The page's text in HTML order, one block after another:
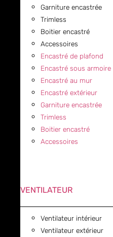
Garniture encastrée
Trimless
Boitier encastré
Accessoires
Encastré de plafond
Encastré sous armoire
Encastré au mur
Encastré extérieur
Garniture encastrée
Trimless
Boitier encastré
Accessoires
VENTILATEUR
Ventilateur intérieur
Ventilateur extérieur